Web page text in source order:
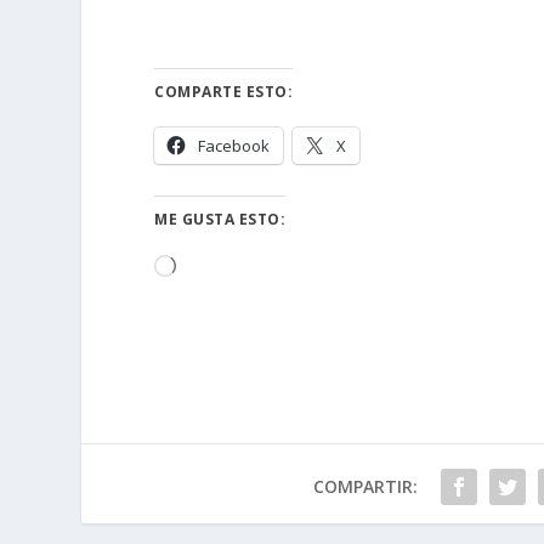
COMPARTE ESTO:
Facebook X
ME GUSTA ESTO:
Cargando...
COMPARTIR: